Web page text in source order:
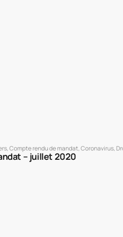
,Compte rendu de mandat,Coronavirus,
– juillet 2020